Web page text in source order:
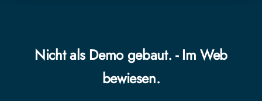
Nicht als Demo gebaut. - Im Web
bewiesen.